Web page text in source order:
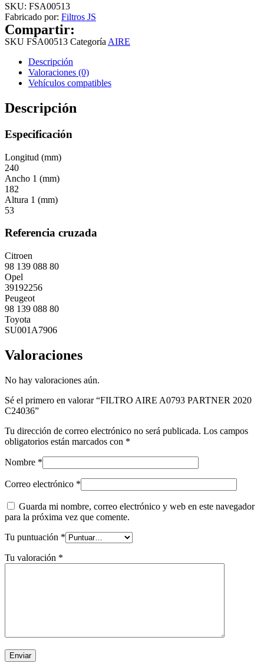
SKU: FSA00513
Fabricado por: Filtros JS
Compartir:
SKU FSA00513 Categoría AIRE
Descripción
Valoraciones (0)
Vehículos compatibles
Descripción
Especificación
Longitud (mm)
240
Ancho 1 (mm)
182
Altura 1 (mm)
53
Referencia cruzada
Citroen
98 139 088 80
Opel
39192256
Peugeot
98 139 088 80
Toyota
SU001A7906
Valoraciones
No hay valoraciones aún.
Sé el primero en valorar “FILTRO AIRE A0793 PARTNER 2020
C24036”
Tu dirección de correo electrónico no será publicada. Los campos
obligatorios están marcados con *
Nombre *
Correo electrónico *
Guarda mi nombre, correo electrónico y web en este navegador
para la próxima vez que comente.
Tu puntuación *
Tu valoración *